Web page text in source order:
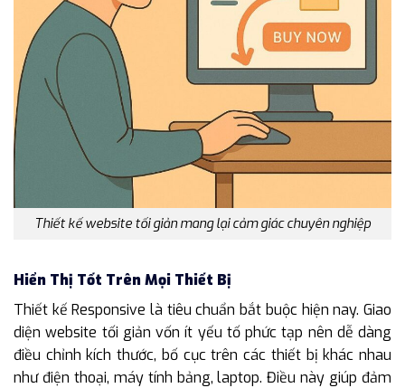
Thiết kế website tối giản mang lại cảm giác chuyên nghiệp
Hiển Thị Tốt Trên Mọi Thiết Bị
Thiết kế Responsive là tiêu chuẩn bắt buộc hiện nay. Giao
diện website tối giản vốn ít yếu tố phức tạp nên dễ dàng
điều chỉnh kích thước, bố cục trên các thiết bị khác nhau
như điện thoại, máy tính bảng, laptop. Điều này giúp đảm